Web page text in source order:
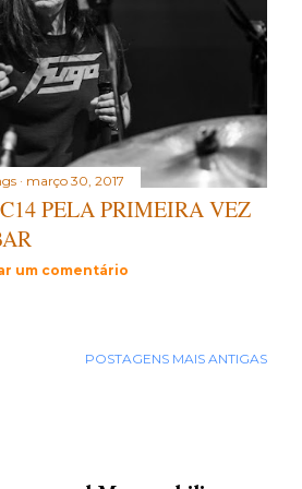
março 30, 2017
PELA PRIMEIRA VEZ
um comentário
POSTAGENS MAIS ANTIGAS